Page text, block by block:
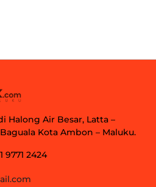
Halong Air Besar, Latta –
Kota Ambon – Maluku.
9771 2424